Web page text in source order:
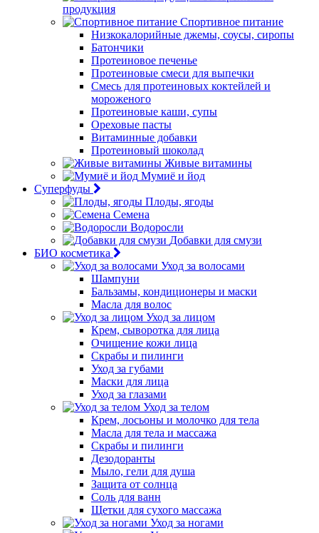
продукция
Спортивное питание
Низкокалорийные джемы, соусы, сиропы
Батончики
Протеиновое печенье
Протеиновые смеси для выпечки
Смесь для протеиновых коктейлей и
мороженого
Протеиновые каши, супы
Ореховые пасты
Витаминные добавки
Протеиновый шоколад
Живые витамины
Мумиё и йод
Суперфуды
Плоды, ягоды
Семена
Водоросли
Добавки для смузи
БИО косметика
Уход за волосами
Шампуни
Бальзамы, кондиционеры и маски
Масла для волос
Уход за лицом
Крем, сыворотка для лица
Очищение кожи лица
Скрабы и пилинги
Уход за губами
Маски для лица
Уход за глазами
Уход за телом
Крем, лосьоны и молочко для тела
Масла для тела и массажа
Скрабы и пилинги
Дезодоранты
Мыло, гели для душа
Защита от солнца
Соль для ванн
Щетки для сухого массажа
Уход за ногами